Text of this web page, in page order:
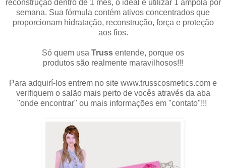
reconstrução dentro de 1 mês, o ideal é utilizar 1 ampola por
semana. Sua fórmula contém ativos concentrados que
proporcionam hidratação, reconstrução, força e proteção
aos fios.
Só quem usa Truss entende, porque os
produtos são realmente maravilhosos!!!
Para adquirí-los entrem no site www.trusscosmetics.com e
verifiquem o salão mais perto de vocês através da aba
"onde encontrar" ou mais informações em "contato"!!!